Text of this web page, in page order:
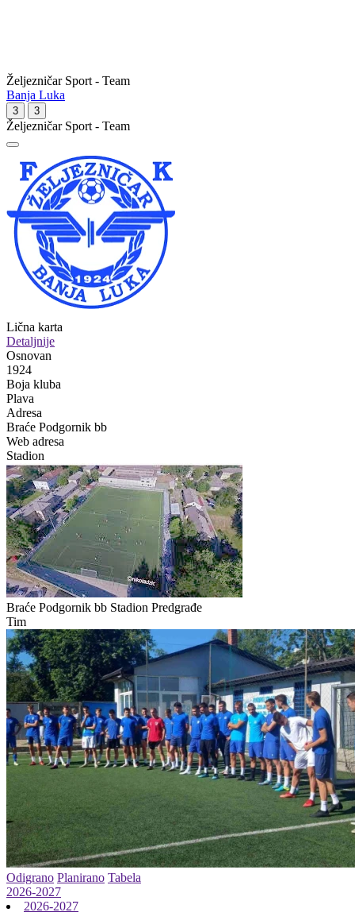
Željezničar Sport - Team
Banja Luka
3 3
Željezničar Sport - Team
Lična karta
Detaljnije
Osnovan
1924
Boja kluba
Plava
Adresa
Braće Podgornik bb
Web adresa
Stadion
Braće Podgornik bb Stadion Predgrađe
Tim
Odigrano Planirano Tabela
2026-2027
2026-2027